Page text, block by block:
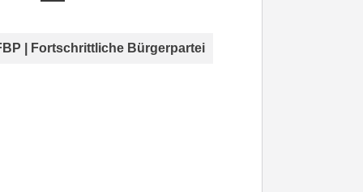
| Fortschrittliche Bürgerpartei